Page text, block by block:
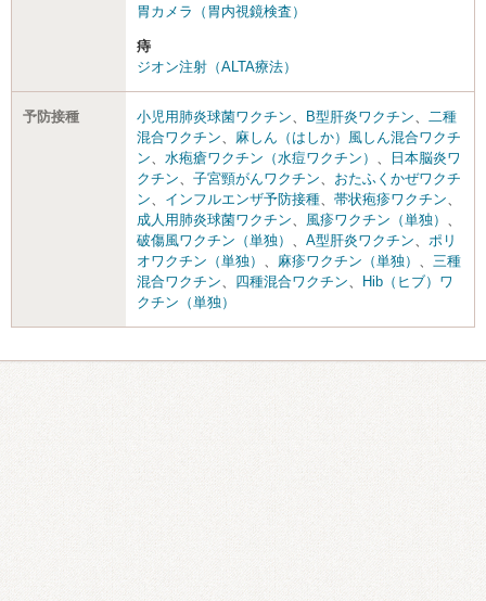
胃カメラ（胃内視鏡検査）
痔
ジオン注射（ALTA療法）
予防接種 小児用肺炎球菌ワクチン、 B型肝炎ワクチン、 二種
混合ワクチン、 麻しん（はしか）風しん混合ワクチ
ン、 水疱瘡ワクチン（水痘ワクチン） 、
日本脳炎ワ
クチン、 子宮頸がんワクチン、 おたふくかぜワクチ
ン、 インフルエンザ予防接種、 帯状疱疹ワクチン、
成人用肺炎球菌ワクチン、 風疹ワクチン（単独） 、
破傷風ワクチン（単独） 、 A型肝炎ワクチン、 ポリ
オワクチン（単独） 、 麻疹ワクチン（単独） 、 三種
混合ワクチン、 四種混合ワクチン、
Hib（ヒブ）ワ
クチン（単独）